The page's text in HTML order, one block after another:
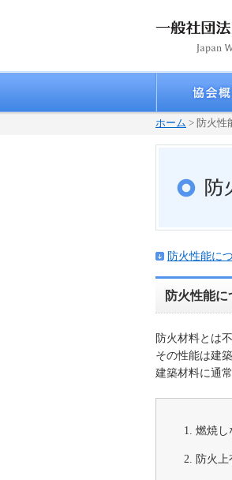
ホーム > 防火性
防火性能に
防火性能に
防火材料とは
その性能は建
建築材料に通
燃焼し
防火上